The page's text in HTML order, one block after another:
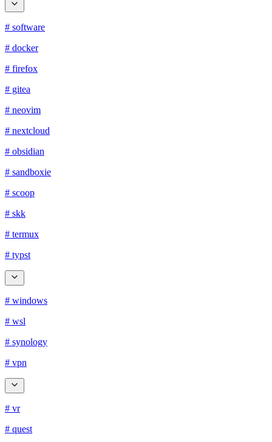
# software
# docker
# firefox
# gitea
# neovim
# nextcloud
# obsidian
# sandboxie
# scoop
# skk
# termux
# typst
# windows
# wsl
# synology
# vpn
# vr
# quest